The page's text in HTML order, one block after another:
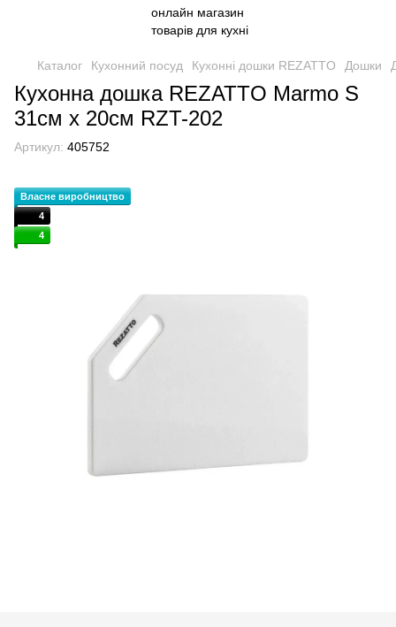
Каталог Кухонний посуд Кухонні дошки REZATTO Дошки
Кухонна дошка REZATTO Marmo S
31см х 20см RZT-202
Артикул: 405752
Власне виробництво
4
4